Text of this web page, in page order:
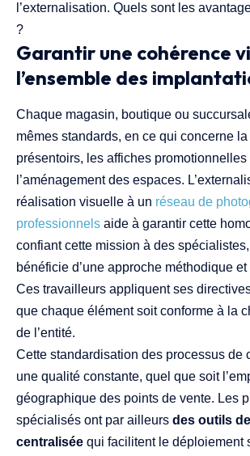
l’externalisation. Quels sont les
?
Garantir une cohérence
l’ensemble des
Chaque magasin, boutique ou
mêmes standards, en ce qui concerne
présentoirs, les affiches promotionnelles
l’aménagement des espaces.
réalisation visuelle à un réseau de
professionnels aide à garantir cette
confiant cette mission à des
bénéficie d’une approche méthodique
Ces travailleurs appliquent ses
que chaque élément soit conforme à la
de l’entité.
Cette standardisation des processus de
une qualité constante, quel que soit
géographique des points de vente. Les
spécialisés ont par ailleurs des outils
centralisée qui facilitent le déploiement